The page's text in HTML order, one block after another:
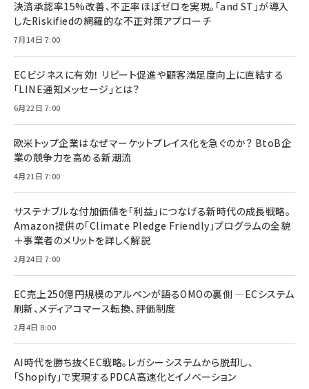
決済承認率15%改善、不正率ほぼゼロを実現。「and ST」が導入
したRiskifiedの網羅的な不正対策アプローチ
7月14日 7:00
ECビジネスに有効！ リピート促進や顧客満足度向上に直結する
「LINE通知メッセージ」とは？
6月22日 7:00
欧米トップ企業はなぜマーケットプレイス化を急ぐのか？ BtoB企
業の競争力を高める新潮流
4月21日 7:00
サステナブルな付加価値を「利益」につなげる新時代の成長戦略。
Amazon提供の「Climate Pledge Friendly」プログラムの全貌
＋事業者のメリットを詳しく解説
2月24日 7:00
EC売上250億円規模のアルペンが語るOMOの裏側 ―ECシステム
刷新、メディアコマース転換、評価制度
2月4日 8:00
AI時代を勝ち抜くEC戦略。レガシーシステムから脱却し、
「Shopify」で実現するPDCA高速化とイノベーション